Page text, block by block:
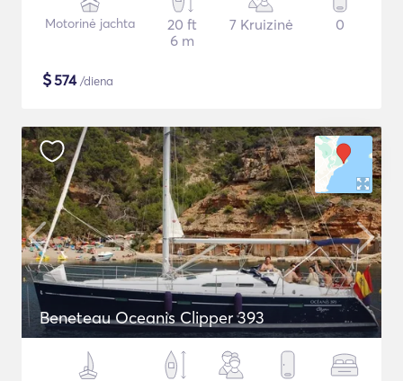
Motorinė jachta
20 ft
6 m
7 Kruizinė 0
$574/diena
Beneteau Oceanis Clipper 393